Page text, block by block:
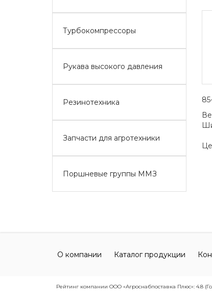
Турбокомпрессоры
Рукава высокого давления
Резинотехника
Запчасти для агротехники
Поршневые группы ММЗ
О компании Каталог продукции
Рейтинг компании ООО «Агроснабпоставка Плюс»: 4.8